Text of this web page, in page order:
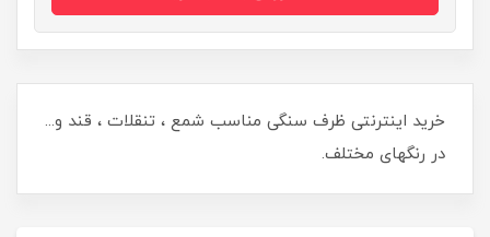
خرید اینترنتی ظرف سنگی مناسب شمع ، تنقلات ، قند و...
در رنگهای مختلف.